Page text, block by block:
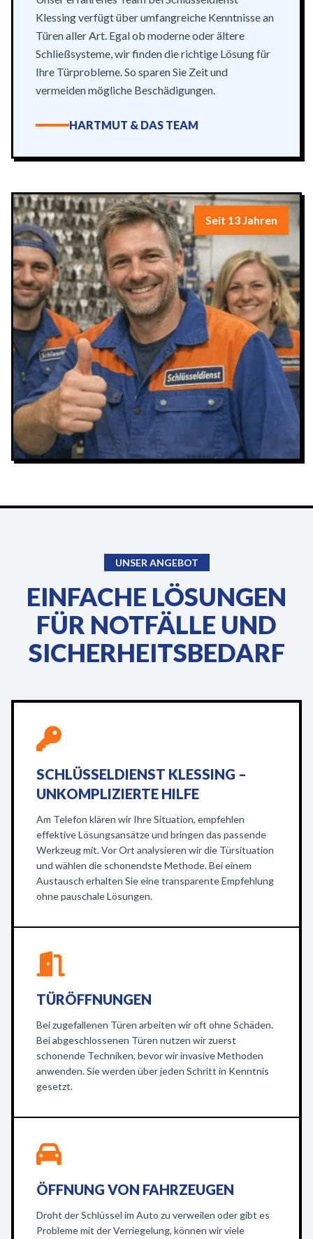
Klessing verfügt über umfangreiche Kenntnisse an
Türen aller Art. Egal ob moderne oder ältere
Schließsysteme, wir finden die richtige Lösung für
Ihre Türprobleme. So sparen Sie Zeit und
vermeiden mögliche Beschädigungen.
HARTMUT & DAS TEAM
Seit 13 Jahren
UNSER ANGEBOT
EINFACHE LÖSUNGEN
FÜR NOTFÄLLE UND
SICHERHEITSBEDARF
SCHLÜSSELDIENST KLESSING –
UNKOMPLIZIERTE HILFE
Am Telefon klären wir Ihre Situation, empfehlen
effektive Lösungsansätze und bringen das passende
Werkzeug mit. Vor Ort analysieren wir die Türsituation
und wählen die schonendste Methode. Bei einem
Austausch erhalten Sie eine transparente Empfehlung
ohne pauschale Lösungen.
TÜRÖFFNUNGEN
Bei zugefallenen Türen arbeiten wir oft ohne Schäden.
Bei abgeschlossenen Türen nutzen wir zuerst
schonende Techniken, bevor wir invasive Methoden
anwenden. Sie werden über jeden Schritt in Kenntnis
gesetzt.
ÖFFNUNG VON FAHRZEUGEN
Droht der Schlüssel im Auto zu verweilen oder gibt es
Probleme mit der Verriegelung, können wir viele